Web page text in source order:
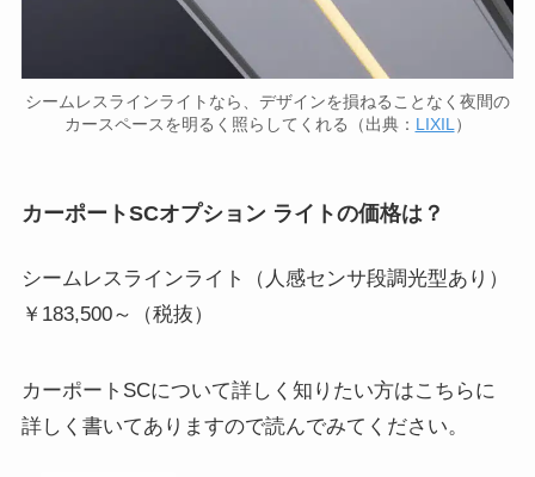
シームレスラインライトなら、デザインを損ねることなく夜間の
カースペースを明るく照らしてくれる（出典： LIXIL ）
カーポートSCオプション ライトの価格は？
シームレスラインライト（人感センサ段調光型あり）
￥183,500～（税抜）
カーポートSCについて詳しく知りたい方はこちらに
詳しく書いてありますので読んでみてください。